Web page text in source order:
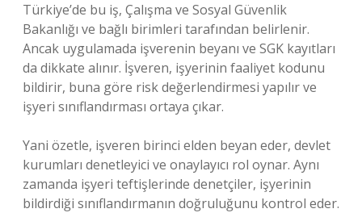
Türkiye’de bu iş, Çalışma ve Sosyal Güvenlik
Bakanlığı ve bağlı birimleri tarafından belirlenir.
Ancak uygulamada işverenin beyanı ve SGK kayıtları
da dikkate alınır. İşveren, işyerinin faaliyet kodunu
bildirir, buna göre risk değerlendirmesi yapılır ve
işyeri sınıflandırması ortaya çıkar.
Yani özetle, işveren birinci elden beyan eder, devlet
kurumları denetleyici ve onaylayıcı rol oynar. Aynı
zamanda işyeri teftişlerinde denetçiler, işyerinin
bildirdiği sınıflandırmanın doğruluğunu kontrol eder.